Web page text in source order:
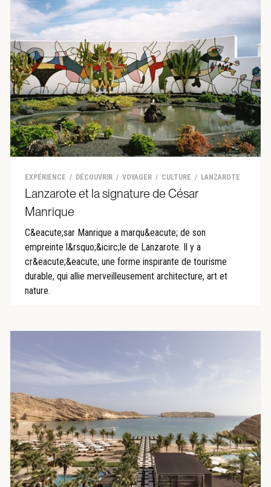
EXPÉRIENCE DÉCOUVRIR VOYAGER CULTURE LANZAROTE
Lanzarote et la signature de César
Manrique
C&eacute;sar Manrique a marqu&eacute; de son
empreinte l&rsquo;&icirc;le de Lanzarote. Il y a
cr&eacute;&eacute; une forme inspirante de tourisme
durable, qui allie merveilleusement architecture, art et
nature.